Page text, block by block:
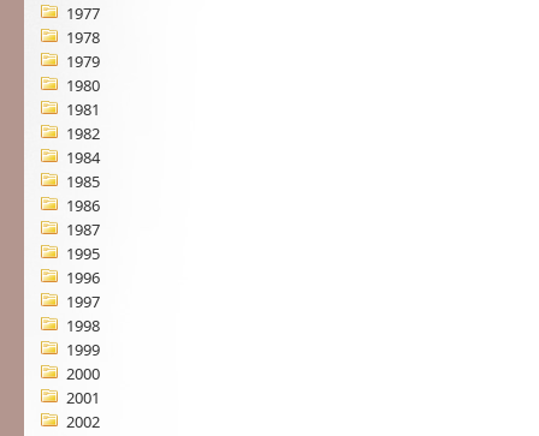
1977
1978
1979
1980
1981
1982
1984
1985
1986
1987
1995
1996
1997
1998
1999
2000
2001
2002